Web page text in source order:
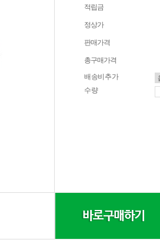
적립금
정상가
판매가격
총구매가격
배송비추가
수량